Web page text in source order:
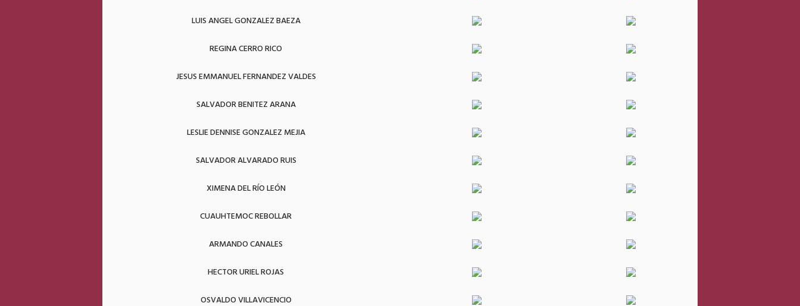
LUIS ANGEL GONZALEZ BAEZA
REGINA CERRO RICO
JESUS EMMANUEL FERNANDEZ VALDES
SALVADOR BENITEZ ARANA
LESLIE DENNISE GONZALEZ MEJIA
SALVADOR ALVARADO RUIS
XIMENA DEL RÍO LEÓN
CUAUHTEMOC REBOLLAR
ARMANDO CANALES
HECTOR URIEL ROJAS
OSVALDO VILLAVICENCIO